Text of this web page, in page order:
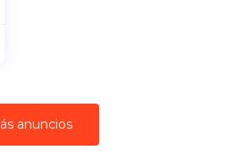
anuncios